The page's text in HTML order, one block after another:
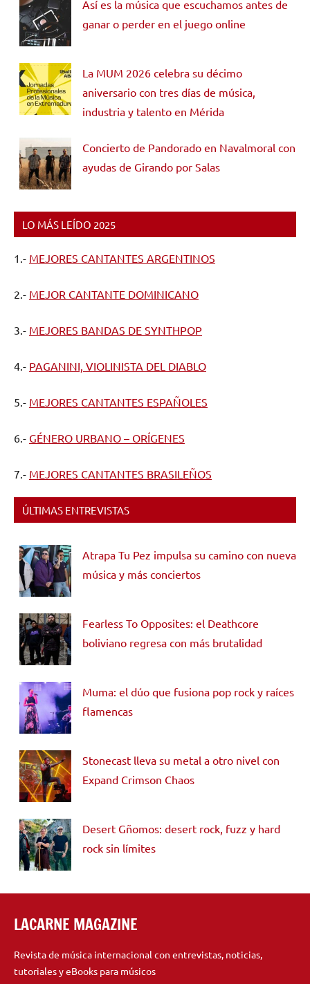
Así es la música que escuchamos antes de
ganar o perder en el juego online
La MUM 2026 celebra su décimo
aniversario con tres días de música,
industria y talento en Mérida
Concierto de Pandorado en Navalmoral con
ayudas de Girando por Salas
LO MÁS LEÍDO 2025
1.- MEJORES CANTANTES ARGENTINOS
2.- MEJOR CANTANTE DOMINICANO
3.- MEJORES BANDAS DE SYNTHPOP
4.- PAGANINI, VIOLINISTA DEL DIABLO
5.- MEJORES CANTANTES ESPAÑOLES
6.- GÉNERO URBANO – ORÍGENES
7.- MEJORES CANTANTES BRASILEÑOS
ÚLTIMAS ENTREVISTAS
Atrapa Tu Pez impulsa su camino con nueva
música y más conciertos
Fearless To Opposites: el Deathcore
boliviano regresa con más brutalidad
Muma: el dúo que fusiona pop rock y raíces
flamencas
Stonecast lleva su metal a otro nivel con
Expand Crimson Chaos
Desert Gñomos: desert rock, fuzz y hard
rock sin límites
LACARNE MAGAZINE
Revista de música internacional con entrevistas, noticias,
tutoriales y eBooks para músicos